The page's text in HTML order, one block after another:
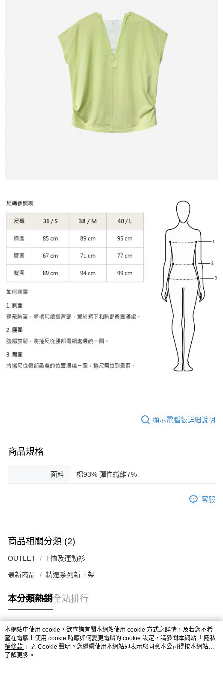
顯示電腦版詳細說明
商品規格
面料 棉93% 彈性纖維7%
客服
商品相關分類 (2)
OUTLET T恤及運動衫
最新商品 精選系列新上架
本分類熱銷全站排行
熱門標籤
本網站中使用 cookie，欲查詢有關本網站使用 cookie 方式之詳情，及若您不希
望在電腦上使用 cookie 時應如何變更電腦的 cookie 設定，請參閱本網站「 隱私
權條款 」之 Cookie 聲明。您繼續使用本網站即表示您同意本公司得按本網站使
用條款之 Cookie 聲明使用 cookie。
了解更多 >